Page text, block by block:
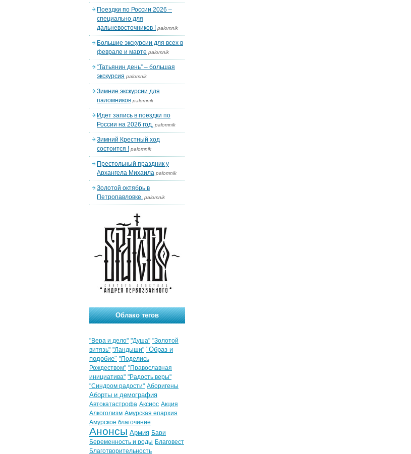
Поездки по России 2026 –
специально для
дальневосточников ! palomnik
Большие экскурсии для всех в
феврале и марте palomnik
“Татьянин день” – большая
экскурсия palomnik
Зимние экскурсии для
паломников palomnik
Идет запись в поездки по
России на 2026 год. palomnik
Зимний Крестный ход
состоится ! palomnik
Престольный праздник у
Архангела Михаила palomnik
Золотой октябрь в
Петропавловке. palomnik
Облако тегов
"Вера и дело" "Душа" "Золотой
витязь" "Ландыши" "Образ и
подобие" "Поделись
Рождеством" "Православная
инициатива" "Радость веры"
"Синдром радости" Аборигены
Аборты и демография
Автокатастрофа Аксиос Акция
Алкоголизм Амурская епархия
Амурское благочиние
Анонсы Армия Бари
Беременность и роды Благовест
Благотворительность